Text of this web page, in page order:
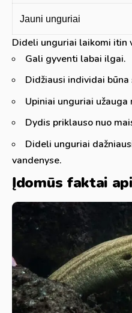
Jauni unguriai
Dideli unguriai laikomi itin
Gali gyventi labai ilgai.
Didžiausi individai būna
Upiniai unguriai užauga
Dydis priklauso nuo
Dideli unguriai
vandenyse.
Įdomūs faktai